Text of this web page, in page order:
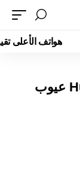
هواتف الأعلى
سعر ومواصفات Huawei Nova 12i عيوب